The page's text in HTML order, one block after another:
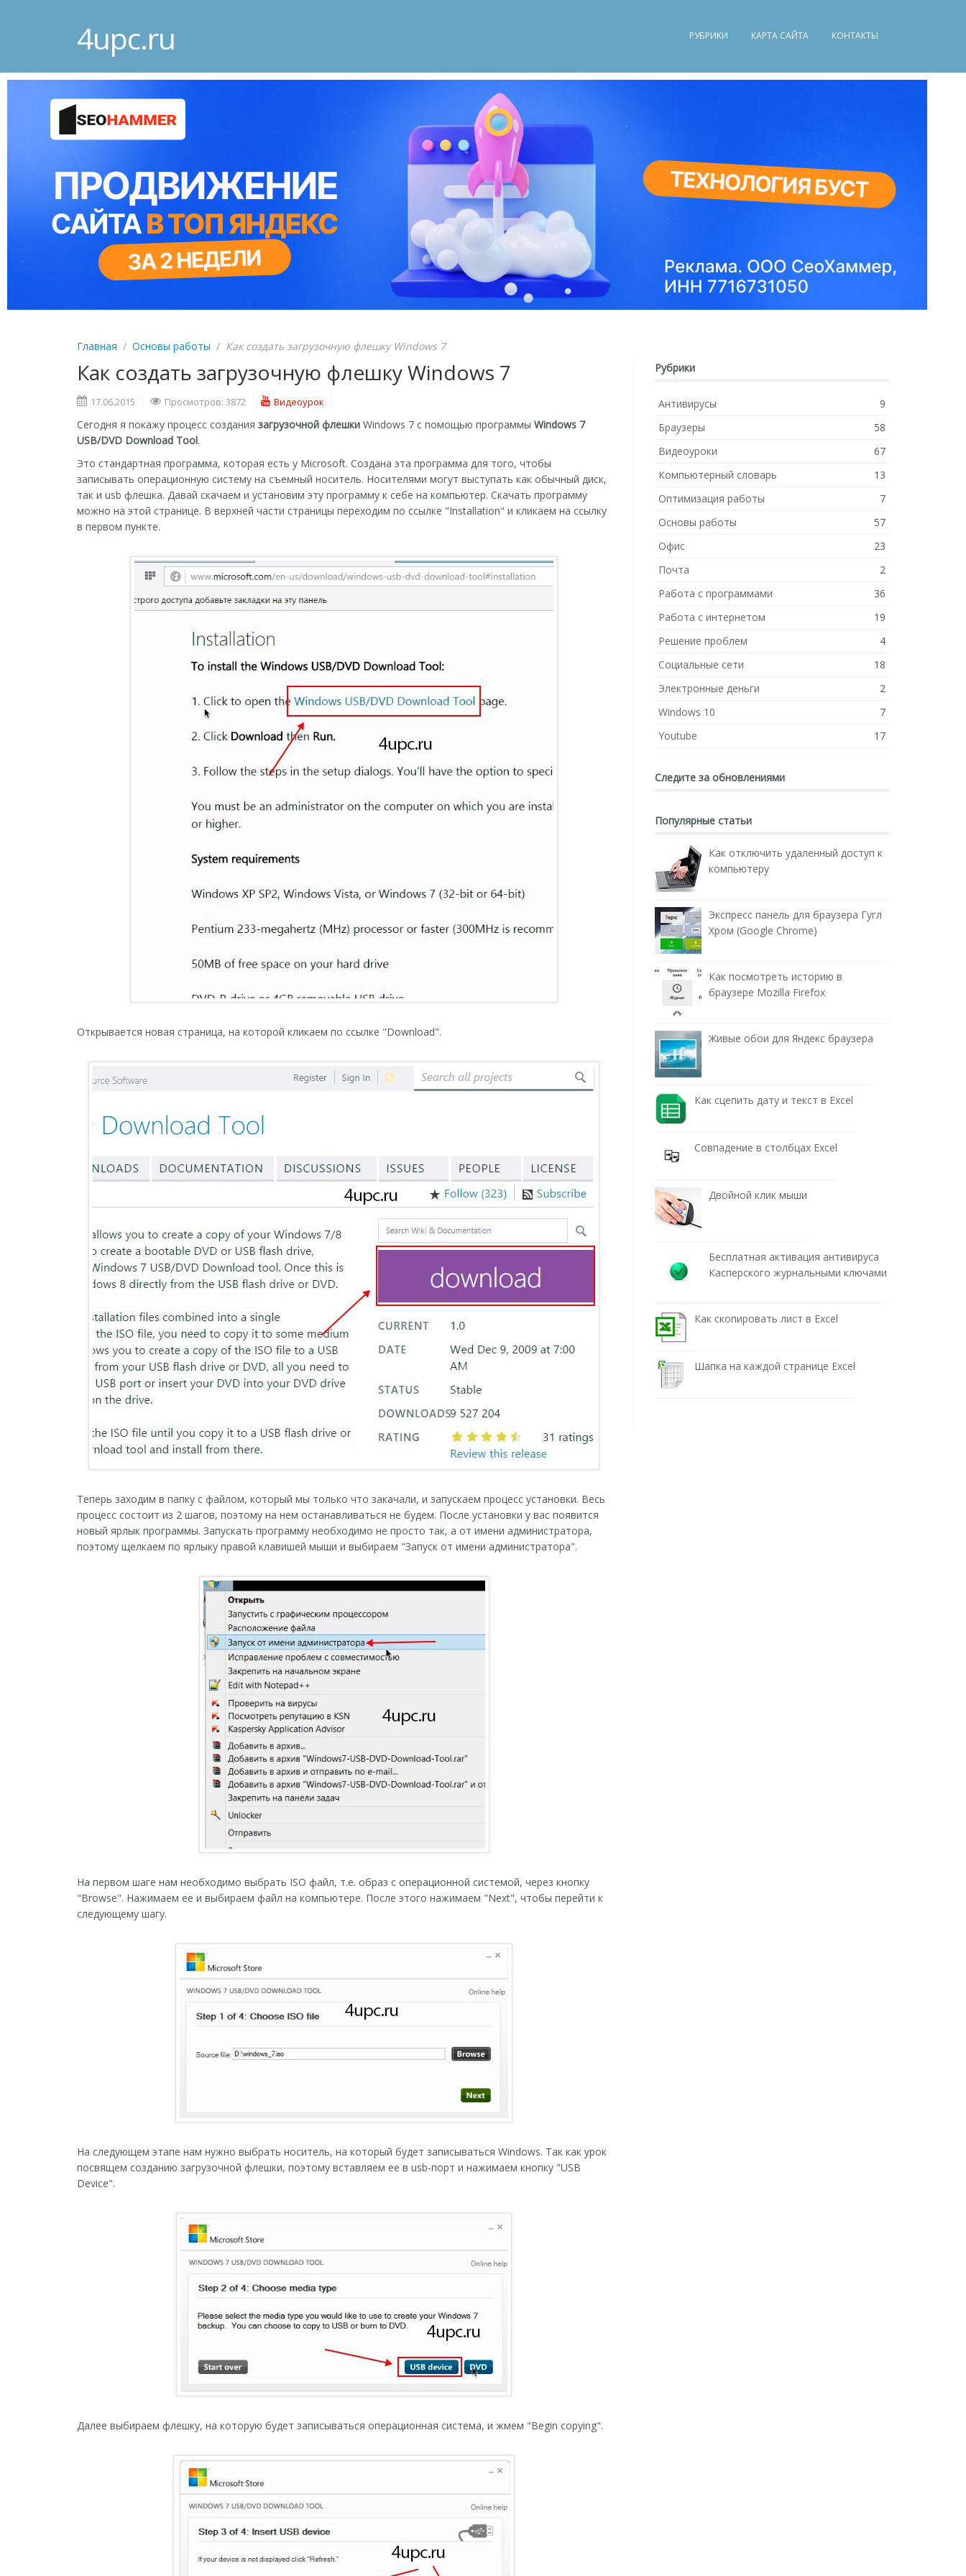
4upc.ru РУБРИКИ КАРТА САЙТА КОНТАКТЫ
Главная / Основы работы / Как создать загрузочную флешку Windows 7
Как создать загрузочную флешку Windows 7
17.06.2015 Просмотров: 3872 Видеоурок
Сегодня я покажу процесс создания загрузочной флешки Windows 7 с помощью программы Windows 7
USB/DVD Download Tool.
Это стандартная программа, которая есть у Microsoft. Создана эта программа для того, чтобы
записывать операционную систему на съемный носитель. Носителями могут выступать как обычный диск,
так и usb флешка. Давай скачаем и установим эту программу к себе на компьютер. Скачать программу
можно на этой странице. В верхней части страницы переходим по ссылке "Installation" и кликаем на ссылку
в первом пункте.
Открывается новая страница, на которой кликаем по ссылке "Download".
Теперь заходим в папку с файлом, который мы только что закачали, и запускаем процесс установки. Весь
процесс состоит из 2 шагов, поэтому на нем останавливаться не будем. После установки у вас появится
новый ярлык программы. Запускать программу необходимо не просто так, а от имени администратора,
поэтому щелкаем по ярлыку правой клавишей мыши и выбираем "Запуск от имени администратора".
На первом шаге нам необходимо выбрать ISO файл, т.е. образ с операционной системой, через кнопку
"Browse". Нажимаем ее и выбираем файл на компьютере. После этого нажимаем "Next", чтобы перейти к
следующему шагу.
На следующем этапе нам нужно выбрать носитель, на который будет записываться Windows. Так как урок
посвящем созданию загрузочной флешки, поэтому вставляем ее в usb-порт и нажимаем кнопку "USB
Device".
Далее выбираем флешку, на которую будет записываться операционная система, и жмем "Begin copying".
Рубрики
Антивирусы
9
Браузеры
58
Видеоуроки
67
Компьютерный словарь
13
Оптимизация работы
7
Основы работы
57
Офис
23
Почта
2
Работа с программами
36
Работа с интернетом
19
Решение проблем
4
Социальные сети
18
Электронные деньги
2
Windows 10
7
Youtube
17
Следите за обновлениями
Популярные статьи
Как отключить удаленный доступ к
компьютеру
Экспресс панель для браузера Гугл
Хром (Google Chrome)
Как посмотреть историю в
браузере Mozilla Firefox
Живые обои для Яндекс браузера
Как сцепить дату и текст в Excel
Совпадение в столбцах Excel
Двойной клик мыши
Бесплатная активация антивируса
Касперского журнальными ключами
Как скопировать лист в Excel
Шапка на каждой странице Excel